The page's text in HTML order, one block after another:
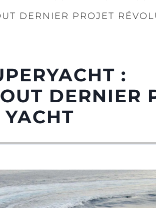
DERNIER PROJET
:
DERNIER